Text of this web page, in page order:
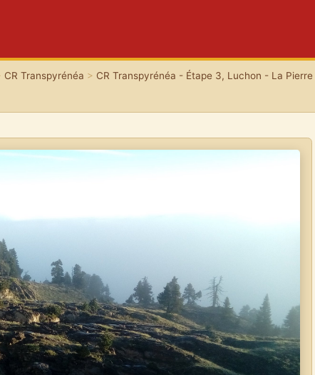
CR Transpyrénéa > CR Transpyrénéa - Étape 3, Luchon - La Pierre